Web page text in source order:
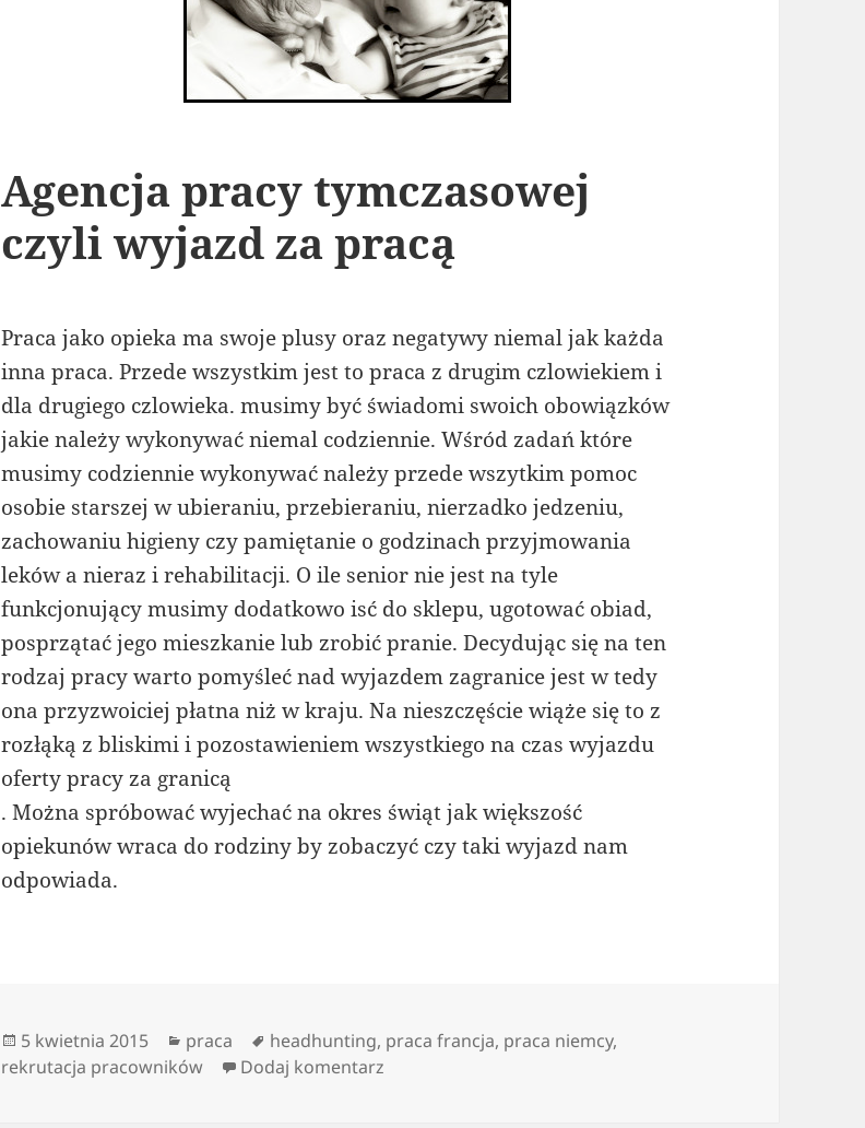
Agencja pracy tymczasowej
czyli wyjazd za pracą
Praca jako opieka ma swoje plusy oraz negatywy niemal jak każda
inna praca. Przede wszystkim jest to praca z drugim czlowiekiem i
dla drugiego czlowieka. musimy być świadomi swoich obowiązków
jakie należy wykonywać niemal codziennie. Wśród zadań które
musimy codziennie wykonywać należy przede wszytkim pomoc
osobie starszej w ubieraniu, przebieraniu, nierzadko jedzeniu,
zachowaniu higieny czy pamiętanie o godzinach przyjmowania
leków a nieraz i rehabilitacji. O ile senior nie jest na tyle
funkcjonujący musimy dodatkowo isć do sklepu, ugotować obiad,
posprzątać jego mieszkanie lub zrobić pranie. Decydując się na ten
rodzaj pracy warto pomyśleć nad wyjazdem zagranice jest w tedy
ona przyzwoiciej płatna niż w kraju. Na nieszczęście wiąże się to z
rozłąką z bliskimi i pozostawieniem wszystkiego na czas wyjazdu
oferty pracy za granicą
. Można spróbować wyjechać na okres świąt jak większość
opiekunów wraca do rodziny by zobaczyć czy taki wyjazd nam
odpowiada.
Data
publikacji
5 kwietnia 2015 Kategorie
praca Tagi
headhunting, praca francja, praca niemcy,
rekrutacja pracowników
Dodaj komentarz